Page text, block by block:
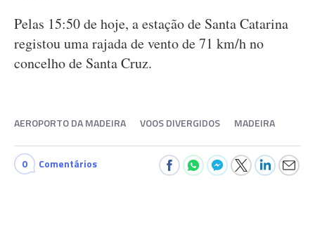
Pelas 15:50 de hoje, a estação de Santa Catarina
registou uma rajada de vento de 71 km/h no
concelho de Santa Cruz.
AEROPORTO DA MADEIRA VOOS DIVERGIDOS MADEIRA
0 Comentários